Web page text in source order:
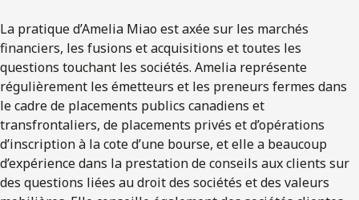
La pratique d’Amelia Miao est axée sur les marchés
financiers, les fusions et acquisitions et toutes les
questions touchant les sociétés. Amelia représente
régulièrement les émetteurs et les preneurs fermes dans
le cadre de placements publics canadiens et
transfrontaliers, de placements privés et d’opérations
d’inscription à la cote d’une bourse, et elle a beaucoup
d’expérience dans la prestation de conseils aux clients sur
des questions liées au droit des sociétés et des valeurs